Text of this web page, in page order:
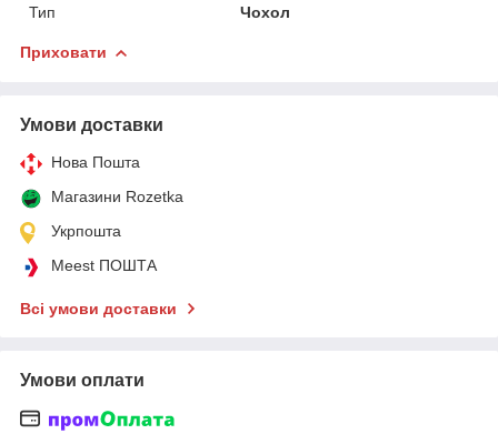
Тип
Чохол
Приховати
Умови доставки
Нова Пошта
Магазини Rozetka
Укрпошта
Meest ПОШТА
Всі умови доставки
Умови оплати